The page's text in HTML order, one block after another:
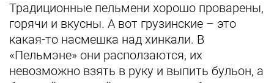
Традиционные пельмени хорошо проварены,
горячи и вкусны. А вот грузинские – это
какая-то насмешка над хинкали. В
«Пельмэне» они расползаются, их
невозможно взять в руку и выпить бульон, а